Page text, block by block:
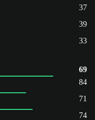
37
39
33
69
84
71
74